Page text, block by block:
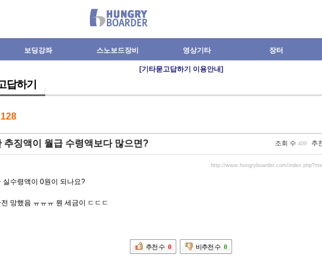
보딩강좌 스노보드장비 영상기타 장터
[기타묻고답하기 이용안내]
답하기
추징액이 월급 수령액보다 많으면? 조회 수 409 추
http://www.hungryboarder.com/
실수령액이 0원이 되나요?
망했음 ㅠㅠㅠ 뭔 세금이 ㄷㄷㄷ
추천 수 0 비추천 수 0